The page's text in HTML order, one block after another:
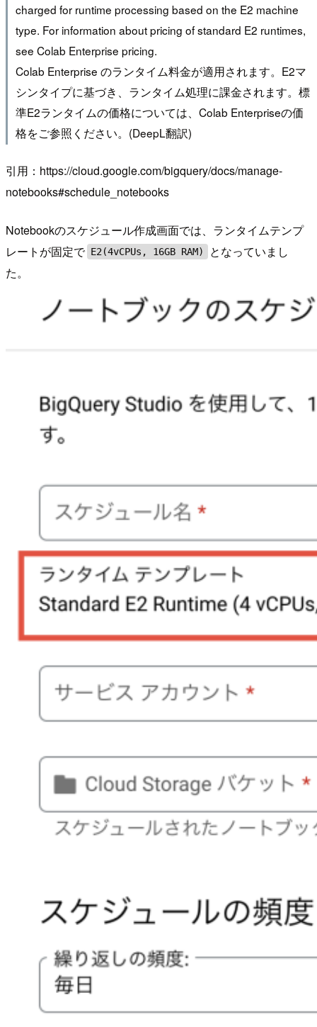
charged for runtime processing based on the E2 machine
type. For information about pricing of standard E2 runtimes,
see Colab Enterprise pricing.
Colab Enterprise のランタイム料金が適用されます。E2マ
シンタイプに基づき、ランタイム処理に課金されます。標
準E2ランタイムの価格については、Colab Enterpriseの価
格をご参照ください。(DeepL翻訳)
引用：https://cloud.google.com/bigquery/docs/manage-
notebooks#schedule_notebooks
Notebookのスケジュール作成画面では、ランタイムテンプ
レートが固定で E2(4vCPUs, 16GB RAM)
となっていまし
た。